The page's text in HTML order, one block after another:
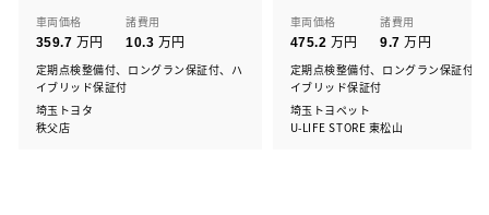
車両価格
359.7 万円
諸費用
10.3 万円
定期点検整備付、ロングラン保証付、ハ
イブリッド保証付
埼玉トヨタ
秩父店
車両価格
475.2 万円
諸費用
9.7 万円
定期点検整備付、ロングラン保証付、
イブリッド保証付
埼玉トヨペット
U-LIFE STORE 東松山